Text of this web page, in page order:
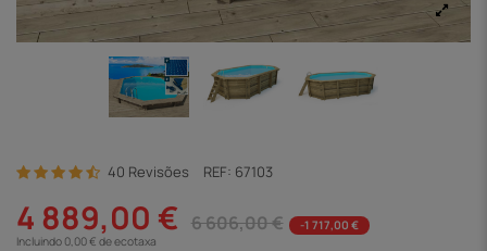
40 Revisões REF: 67103
4 889,00 € 6 606,00 €
-1 717,00 €
Incluindo 0,00 € de ecotaxa